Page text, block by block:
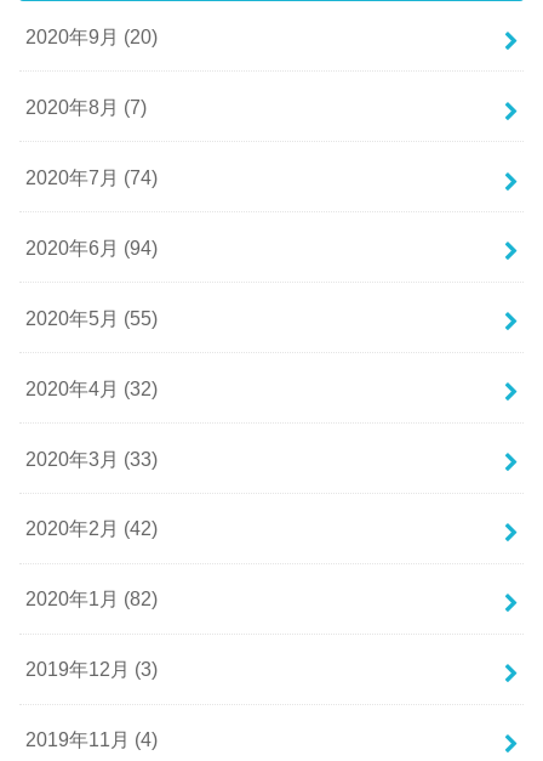
2020年9月 (20)
2020年8月 (7)
2020年7月 (74)
2020年6月 (94)
2020年5月 (55)
2020年4月 (32)
2020年3月 (33)
2020年2月 (42)
2020年1月 (82)
2019年12月 (3)
2019年11月 (4)